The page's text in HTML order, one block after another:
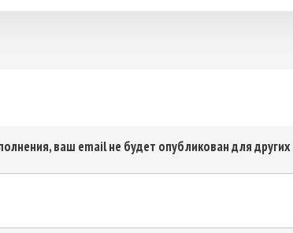
ваш email не будет опубликован для других